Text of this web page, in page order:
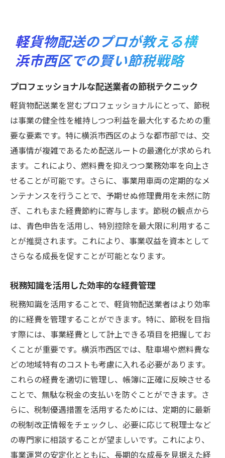
軽貨物配送のプロが教える横
浜市西区での賢い節税戦略
プロフェッショナルな配送業者の節税テクニック
軽貨物配送業を営むプロフェッショナルにとって、節税
は事業の健全性を維持しつつ利益を最大化するための重
要な要素です。特に横浜市西区のような都市部では、交
通事情が複雑であるため配送ルートの最適化が求められ
ます。これにより、燃料費を抑えつつ業務効率を向上さ
せることが可能です。さらに、事業用車両の定期的なメ
ンテナンスを行うことで、予期せぬ修理費用を未然に防
ぎ、これもまた経費節約に寄与します。節税の観点から
は、青色申告を活用し、特別控除を最大限に利用するこ
とが推奨されます。これにより、事業収益を資本として
さらなる成長を促すことが可能となります。
税務知識を活用した効率的な経費管理
税務知識を活用することで、軽貨物配送業者はより効率
的に経費を管理することができます。特に、節税を目指
す際には、事業経費として計上できる項目を把握してお
くことが重要です。横浜市西区では、駐車場や燃料費な
どの地域特有のコストも考慮に入れる必要があります。
これらの経費を適切に管理し、帳簿に正確に反映させる
ことで、無駄な税金の支払いを防ぐことができます。さ
らに、税制優遇措置を活用するためには、定期的に最新
の税制改正情報をチェックし、必要に応じて税理士など
の専門家に相談することが望ましいです。これにより、
事業運営の安定化とともに、長期的な成長を見据えた経